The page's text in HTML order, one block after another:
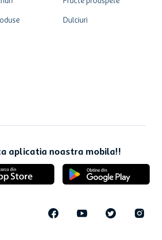
Dulciuri
aplicatia noastra mobila!!